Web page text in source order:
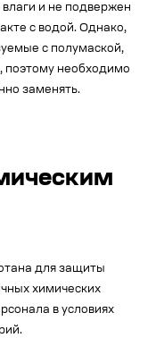
влаги и не подвержен
с водой. Однако,
с полумаской,
поэтому необходимо
заменять.
для защиты
химических
в условиях